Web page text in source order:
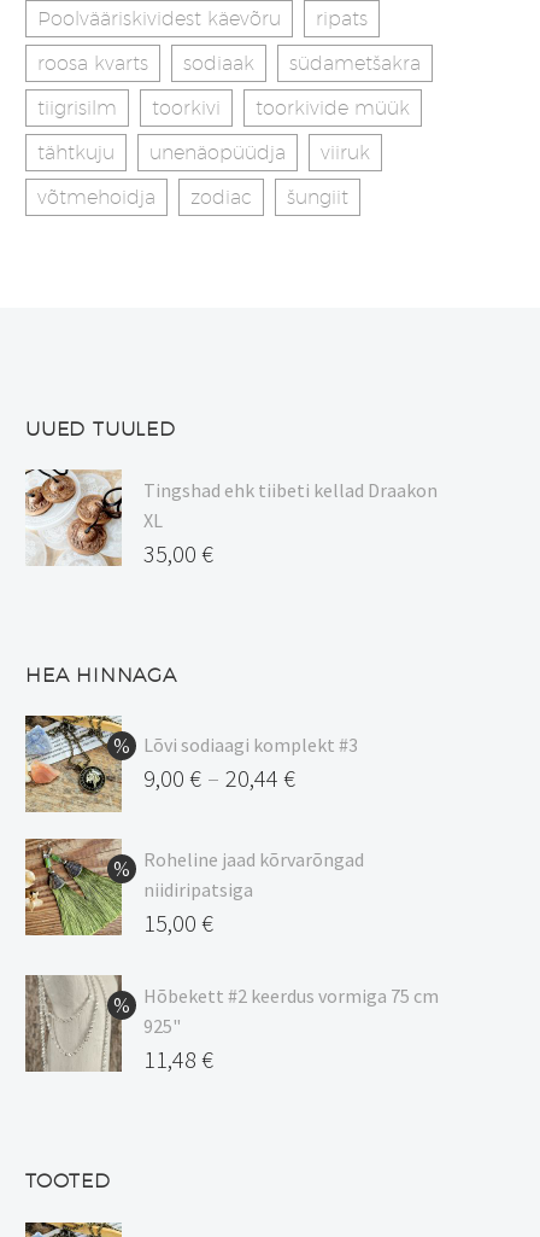
Poolvääriskividest käevõru
ripats
roosa kvarts
sodiaak
südametšakra
tiigrisilm
toorkivi
toorkivide müük
tähtkuju
unenäopüüdja
viiruk
võtmehoidja
zodiac šungiit
UUED TUULED
Tingshad ehk tiibeti kellad Draakon
XL
35,00 €
HEA HINNAGA
Lõvi sodiaagi komplekt #3
9,00 € – 20,44 €
9,00 €
kuni
20,44 €
Roheline jaad kõrvarõngad
niidiripatsiga
Algne
oli:
17,00 €.
15,00 €
hind
on:
15,00 €.
Hõbekett #2 keerdus vormiga 75 cm
925"
Algne
11,48 €
TOOTED